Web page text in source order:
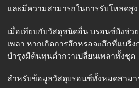
และมีความสามารถในการรับโหลดสูง
เมื่อเทียบกับวัสดุชนิดอื่น บรอนซ์ยังช่ว
เพลา หากเกิดการสึกหรอจะสึกที่แบริ่
บำรุงมีต้นทุนต่ำกว่าเปลี่ยนเพลาทั้งชุด
สำหรับข้อมูลวัสดุบรอนซ์ทั้งหมดสามา